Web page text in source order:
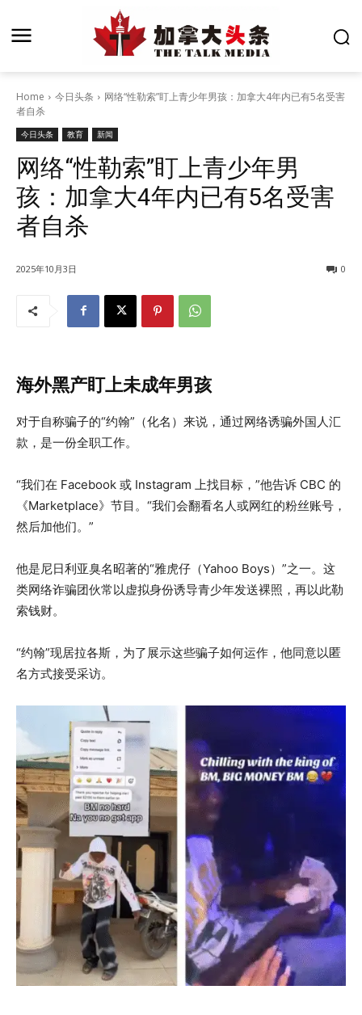
Home 今日头条
网络“性勒索”盯上青少年男孩：加拿大4年内已有5名受害
者自杀
今日头条 教育 新闻
网络“性勒索”盯上青少年男
孩：加拿大4年内已有5名受害
者自杀
2025年10月3日 0
海外黑产盯上未成年男孩
对于自称骗子的“约翰”（化名）来说，通过网络诱骗外国人汇
款，是一份全职工作。
“我们在 Facebook 或 Instagram 上找目标，”他告诉 CBC 的
《Marketplace》节目。“我们会翻看名人或网红的粉丝账号，
然后加他们。”
他是尼日利亚臭名昭著的“雅虎仔（Yahoo Boys）”之一。这
类网络诈骗团伙常以虚拟身份诱导青少年发送裸照，再以此勒
索钱财。
“约翰”现居拉各斯，为了展示这些骗子如何运作，他同意以匿
名方式接受采访。